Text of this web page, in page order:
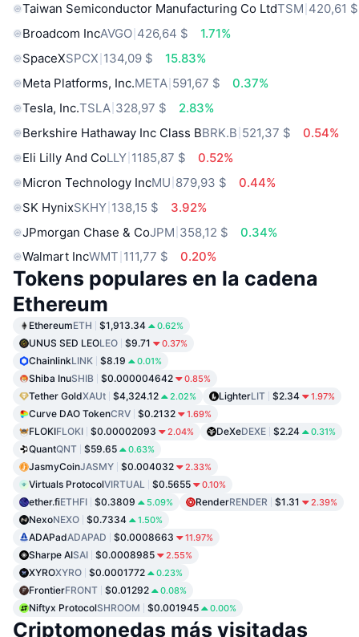
Taiwan Semiconductor Manufacturing Co LtdTSM 420,61 $
Broadcom IncAVGO 426,64 $
1.71%
SpaceXSPCX 134,09 $
15.83%
Meta Platforms, Inc.META 591,67 $
0.37%
Tesla, Inc.TSLA 328,97 $
2.83%
Berkshire Hathaway Inc Class BBRK.B 521,37 $
0.54%
Eli Lilly And CoLLY 1185,87 $
0.52%
Micron Technology IncMU 879,93 $
0.44%
SK HynixSKHY 138,15 $
3.92%
JPmorgan Chase & CoJPM 358,12 $
0.34%
Walmart IncWMT 111,77 $ 0.20%
Tokens populares en la cadena
Ethereum
EthereumETH $1,913.34 0.62%
UNUS SED LEOLEO $9.71 0.37%
ChainlinkLINK $8.19 0.01%
Shiba InuSHIB $0.000004642 0.85%
Tether GoldXAUt $4,324.12 2.02% LighterLIT $2.34 1.97%
Curve DAO TokenCRV $0.2132 1.69%
FLOKIFLOKI $0.00002093 2.04% DeXeDEXE $2.24 0.31%
QuantQNT $59.65 0.63%
JasmyCoinJASMY $0.004032 2.33%
Virtuals ProtocolVIRTUAL $0.5655 0.10%
ether.fiETHFI $0.3809 5.09% RenderRENDER $1.31 2.39%
NexoNEXO $0.7334 1.50%
ADAPadADAPAD $0.0008663 11.97%
Sharpe AISAI $0.0008985 2.55%
XYROXYRO $0.0001772 0.23%
FrontierFRONT $0.01292 0.08%
Niftyx ProtocolSHROOM $0.001945 0.00%
Criptomonedas más visitadas